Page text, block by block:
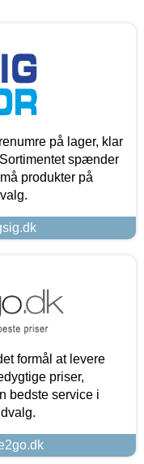
på lager, klar
spænder
produkter på
formål at levere
priser,
bedste service i